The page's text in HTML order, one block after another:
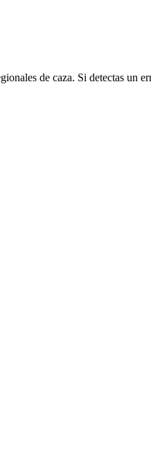
de caza. Si detectas un